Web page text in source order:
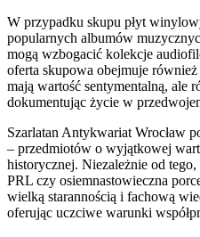
W przypadku skupu płyt
popularnych albumów
mogą wzbogacić kolekcje
oferta skupowa obejmuje
mają wartość sentymentalną, ale
dokumentując życie w
Szarlatan Antykwariat Wrocław
– przedmiotów o wyjątkowej
historycznej. Niezależnie od
PRL czy osiemnastowieczna
wielką starannością i fachową
oferując uczciwe warunki